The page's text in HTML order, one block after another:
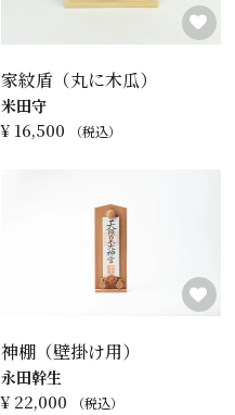
家紋盾（丸に木瓜）
¥ 16,500 税込
米田守
神棚（壁掛け用）
¥ 22,000 税込
永田幹生